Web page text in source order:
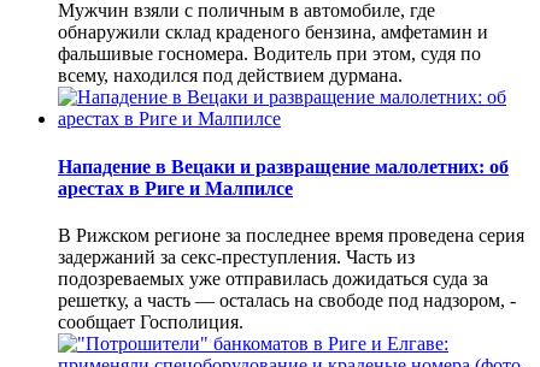
Мужчин взяли с поличным в автомобиле, где
обнаружили склад краденого бензина, амфетамин и
фальшивые госномера. Водитель при этом, судя по
всему, находился под действием дурмана.
Нападение в Вецаки и развращение малолетних: об
арестах в Риге и Малпилсе
В Рижском регионе за последнее время проведена серия
задержаний за секс-преступления. Часть из
подозреваемых уже отправилась дожидаться суда за
решетку, а часть — осталась на свободе под надзором, -
сообщает Госполиция.